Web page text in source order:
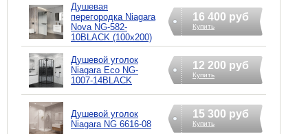
Душевая
перегородка Niagara
Nova NG-582-
10BLACK (100x200)
16 400 руб
Купить
Душевой уголок
Niagara Eco NG-
1007-14BLACK
12 200 руб
Купить
Душевой уголок
Niagara NG 6616-08
15 300 руб
Купить